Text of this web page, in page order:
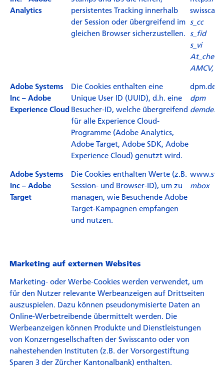
Analytics
persistentes Tracking innerhalb
der Session oder übergreifend im
gleichen Browser sicherzustellen.
s_cc
s_fid
s_vi
At_check
AMCV,
Adobe Systems
Inc – Adobe
Experience Cloud
Die Cookies enthalten eine
Unique User ID (UUID), d.h. eine
Besucher-ID, welche übergreifend
für alle Experience Cloud-
Programme (Adobe Analytics,
Adobe Target, Adobe SDK, Adobe
Experience Cloud) genutzt wird.
dpm
demdex
Adobe Systems
Inc – Adobe
Target
Die Cookies enthalten Werte (z.B.
Session- und Browser-ID), um zu
managen, wie Besuchende Adobe
Target-Kampagnen empfangen
und nutzen.
mbox
Marketing auf externen Websites
Marketing- oder Werbe-Cookies werden verwendet, um
für den Nutzer relevante Werbeanzeigen auf Drittseiten
auszuspielen. Dazu können pseudonymisierte Daten an
Online-Werbetreibende übermittelt werden. Die
Werbeanzeigen können Produkte und Dienstleistungen
von Konzerngesellschaften der Swisscanto oder von
nahestehenden Instituten (z.B. der Vorsorgestiftung
Sparen 3 der Zürcher Kantonalbank) enthalten.